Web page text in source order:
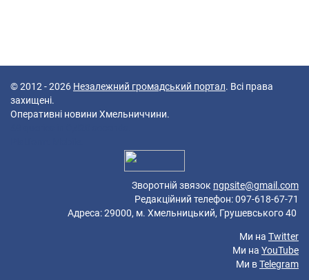
© 2012 - 2026 Незалежний громадський портал. Всі права
захищені.
Оперативні новини Хмельниччини.
Зворотній звязок ngpsite@gmail.com
Редакційний телефон: 097-618-67-71
Адреса: 29000, м. Хмельницький, Грушевського 40
Ми на Twitter
Ми на YouTube
Ми вTelegram